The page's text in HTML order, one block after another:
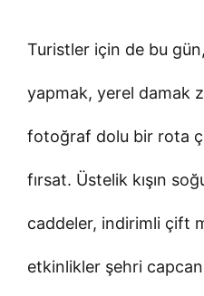
Turistler için de bu
yapmak, yerel damak
fotoğraf dolu bir rota
fırsat. Üstelik kışın
caddeler, indirimli çift
etkinlikler şehri